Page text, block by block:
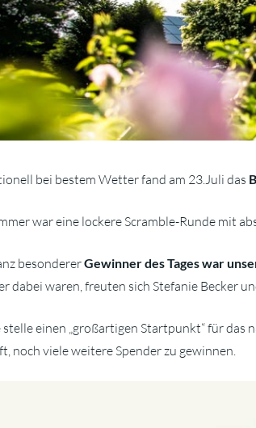
bei bestem Wetter fand am 23.Juli das
war eine lockere Scramble-Runde mit
besondererGewinner des Tages war
dabei waren, freuten sich Stefanie Becker
stelle einen „großartigen Startpunkt“ für das
noch viele weitere Spender zu gewinnen.